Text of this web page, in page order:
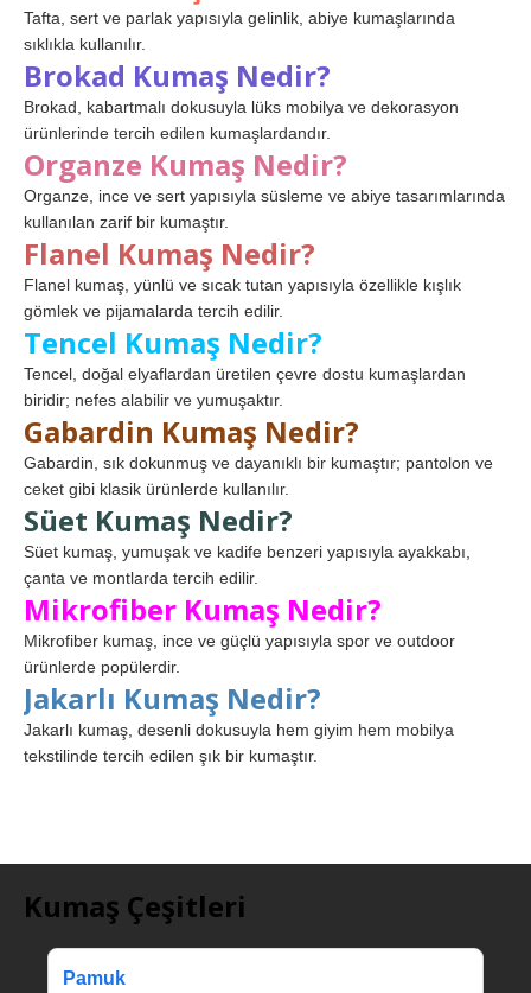
Tafta, sert ve parlak yapısıyla gelinlik, abiye kumaşlarında
sıklıkla kullanılır.
Brokad Kumaş Nedir?
Brokad, kabartmalı dokusuyla lüks mobilya ve dekorasyon
ürünlerinde tercih edilen kumaşlardandır.
Organze Kumaş Nedir?
Organze, ince ve sert yapısıyla süsleme ve abiye tasarımlarında
kullanılan zarif bir kumaştır.
Flanel Kumaş Nedir?
Flanel kumaş, yünlü ve sıcak tutan yapısıyla özellikle kışlık
gömlek ve pijamalarda tercih edilir.
Tencel Kumaş Nedir?
Tencel, doğal elyaflardan üretilen çevre dostu kumaşlardan
biridir; nefes alabilir ve yumuşaktır.
Gabardin Kumaş Nedir?
Gabardin, sık dokunmuş ve dayanıklı bir kumaştır; pantolon ve
ceket gibi klasik ürünlerde kullanılır.
Süet Kumaş Nedir?
Süet kumaş, yumuşak ve kadife benzeri yapısıyla ayakkabı,
çanta ve montlarda tercih edilir.
Mikrofiber Kumaş Nedir?
Mikrofiber kumaş, ince ve güçlü yapısıyla spor ve outdoor
ürünlerde popülerdir.
Jakarlı Kumaş Nedir?
Jakarlı kumaş, desenli dokusuyla hem giyim hem mobilya
tekstilinde tercih edilen şık bir kumaştır.
Kumaş Çeşitleri
Pamuk